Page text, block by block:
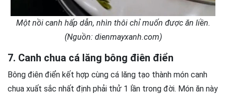
Một nồi canh hấp dẫn, nhìn thôi chỉ muốn được ăn liền.
(Nguồn: dienmayxanh.com)
7. Canh chua cá lăng bông điên điển
Bông điên điển kết hợp cùng cá lăng tạo thành món canh
chua xuất sắc nhất định phải thử 1 lần trong đời. Món ăn này